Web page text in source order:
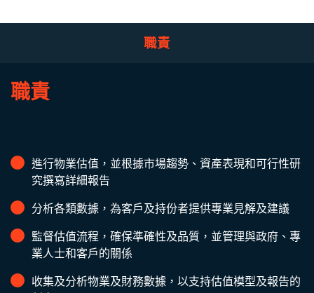
職責
職責
進行物業估值，並根據市場趨勢、資產表現和可行性研
究撰寫詳細報告
分析各類數據，為客戶及持份者提供專業見解及建議
監督估值流程，確保準確性及品質，並管理與政府、專
業人士和客戶的關係
收集及分析物業及財務數據，以支持估值模型及報告的